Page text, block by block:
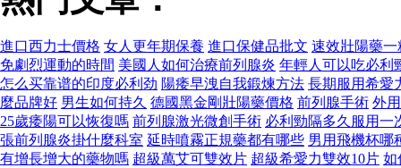
進口西力士價格 女人更年期保養 進口保健品批文 速效壯陽藥一
免劇烈運動的時間 美國人如何治療前列腺炎 年輕人可以吃必利
怎么买靠谱的印度必利劲 陽痿早洩自我鍛煉方法 長期服用希愛
麼品牌好 男生如何持久 德國黑金剛壯陽藥價格 前列腺手術 外
25歲痿陽可以恢復嗎 前列腺激光微創手術 必利勁隔多久服用一
張前列腺炎掛什麼科室 延時噴霧正規藥都有哪些 男用飛機杯哪
有增長增大的藥物嗎 超級萬艾可雙效片 超級希愛力雙效10片 如